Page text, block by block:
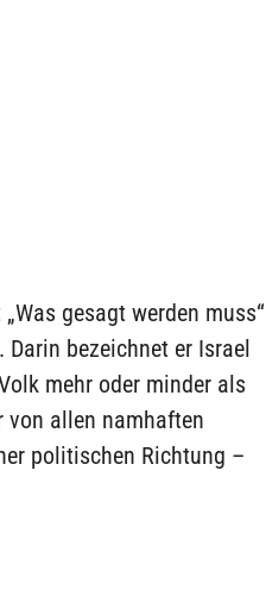
gesagt werden muss“
bezeichnet er Israel
mehr oder minder als
von allen namhaften
politischen Richtung –